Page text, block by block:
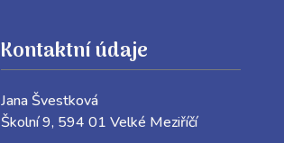
Kontaktní údaje
Jana Švestková
Školní 9, 594 01 Velké Meziříčí